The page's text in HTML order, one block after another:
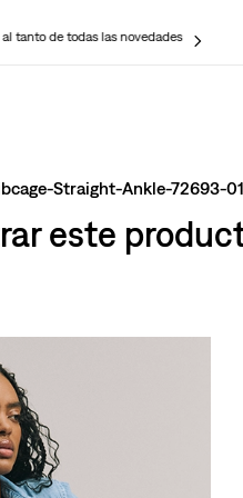
tanto de todas las novedades
Straight-Ankle-72693-
este
baggy
leg